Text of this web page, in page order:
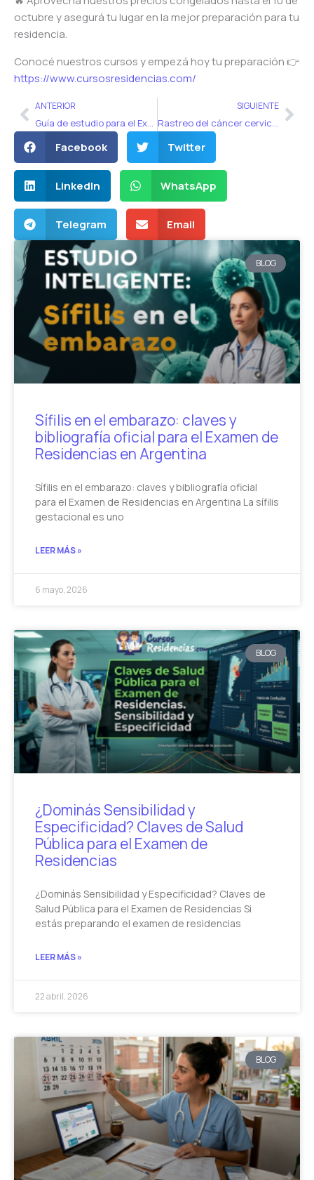
octubre y asegurá tu lugar en la mejor preparación para tu
residencia.
Conocé nuestros cursos y empezá hoy tu preparación 👉
https://www.cursosresidencias.com/
AntANTERIOR
Guía de estudio para el Examen 2026: Estudio inteligente
SIGUIENTE
Rastreo del cáncer cervicouterino: lo que tenés que saber para el examen de residencias médicas en Argentina
Facebook Twitter
LinkedIn WhatsApp
Telegram Email
BLOG
Sífilis en el embarazo: claves y
bibliografía oficial para el Examen de
Residencias en Argentina
Sífilis en el embarazo: claves y bibliografía oficial
para el Examen de Residencias en Argentina La sífilis
gestacional es uno
LEER MÁS »
6 mayo, 2026
BLOG
¿Dominás Sensibilidad y
Especificidad? Claves de Salud
Pública para el Examen de
Residencias
¿Dominás Sensibilidad y Especificidad? Claves de
Salud Pública para el Examen de Residencias Si
estás preparando el examen de residencias
LEER MÁS »
22 abril, 2026
BLOG